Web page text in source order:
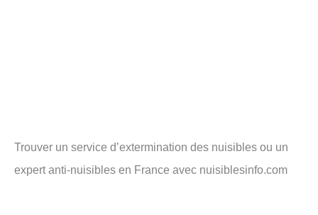
Trouver un service d’extermination des nuisibles ou un
expert anti-nuisibles en France avec nuisiblesinfo.com